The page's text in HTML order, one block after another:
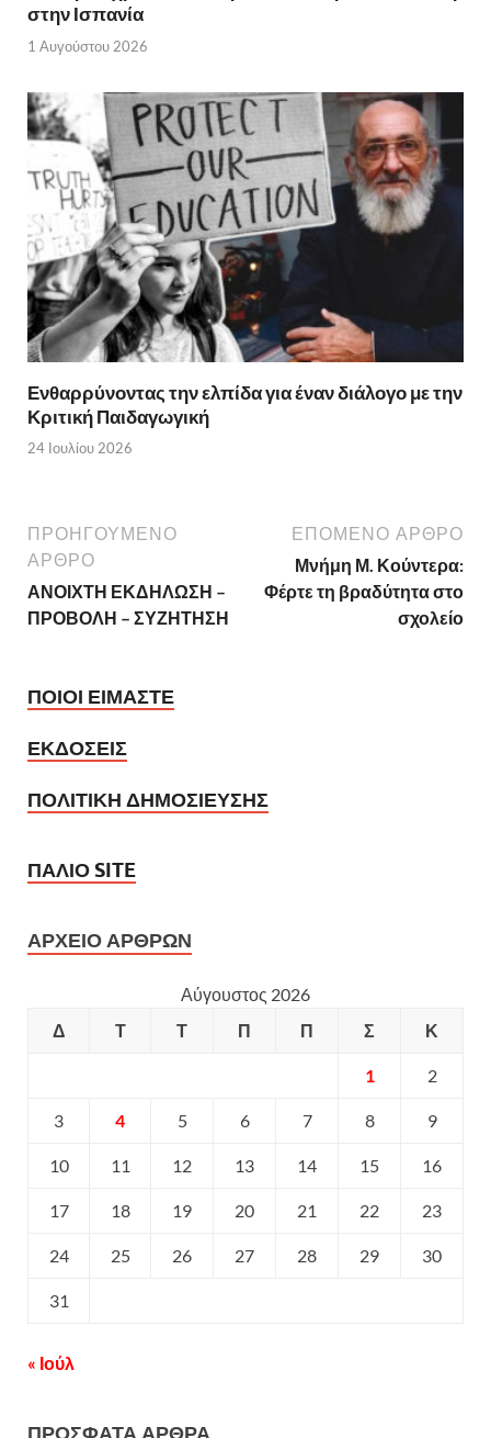
στην Ισπανία
1 Αυγούστου 2026
Ενθαρρύνοντας την ελπίδα για έναν διάλογο με την
Κριτική Παιδαγωγική
24 Ιουλίου 2026
ΠΡΟΗΓΟΥΜΕΝΟ
ΑΡΘΡΟ
ΑΝΟΙΧΤΗ ΕΚΔΗΛΩΣΗ –
ΠΡΟΒΟΛΗ – ΣΥΖΗΤΗΣΗ
ΕΠΟΜΕΝΟ ΑΡΘΡΟ
Μνήμη Μ. Κούντερα:
Φέρτε τη βραδύτητα στο
σχολείο
ΠΟΙΟΙ ΕΙΜΑΣΤΕ
ΕΚΔΟΣΕΙΣ
ΠΟΛΙΤΙΚΗ ΔΗΜΟΣΙΕΥΣΗΣ
ΠΑΛΙΟ SITE
ΑΡΧΕΙΟ ΑΡΘΡΩΝ
Αύγουστος 2026
Δ
Τ Τ Π Π Σ Κ
1 2
3 4 5 6 7 8 9
10 11 12 13 14 15 16
17 18 19 20 21 22 23
24 25 26 27 28 29 30
31
« Ιούλ